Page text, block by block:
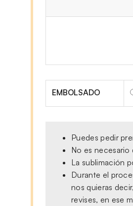
EMBOLSADO
Puedes pedir
No es necesario
La sublimación
Durante el
nos quieras
revises, en ese